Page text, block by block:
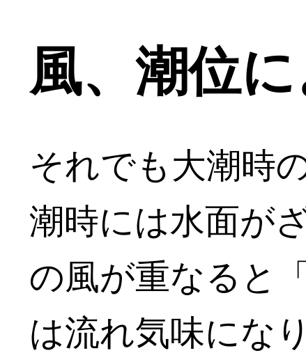
風、潮位
それでも大潮時
潮時には水面が
の風が重なると
は流れ気味にな